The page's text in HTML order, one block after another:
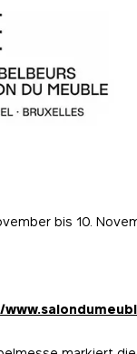
bis 10.